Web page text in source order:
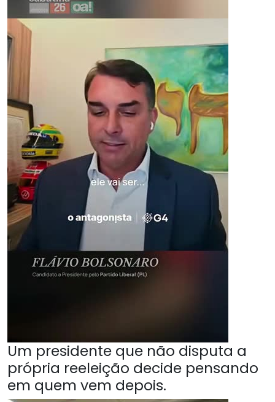
Um presidente que não disputa a
própria reeleição decide pensando
em quem vem depois.